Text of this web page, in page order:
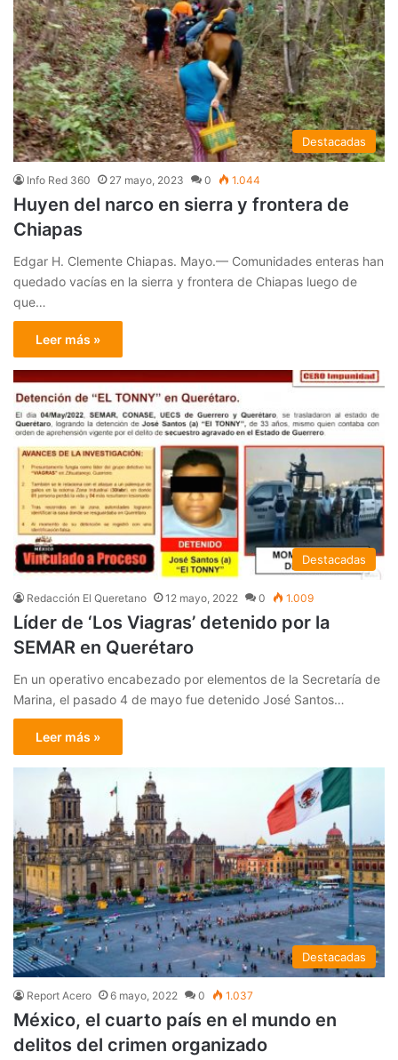
Destacadas
Info Red 360 27 mayo, 2023 0 1.044
Huyen del narco en sierra y frontera de
Chiapas
Edgar H. Clemente Chiapas. Mayo.— Comunidades enteras han
quedado vacías en la sierra y frontera de Chiapas luego de
que…
Leer más »
Destacadas
Redacción El Queretano 12 mayo, 2022 0 1.009
Líder de ‘Los Viagras’ detenido por la
SEMAR en Querétaro
En un operativo encabezado por elementos de la Secretaría de
Marina, el pasado 4 de mayo fue detenido José Santos…
Leer más »
Destacadas
Report Acero 6 mayo, 2022 0 1.037
México, el cuarto país en el mundo en
delitos del crimen organizado